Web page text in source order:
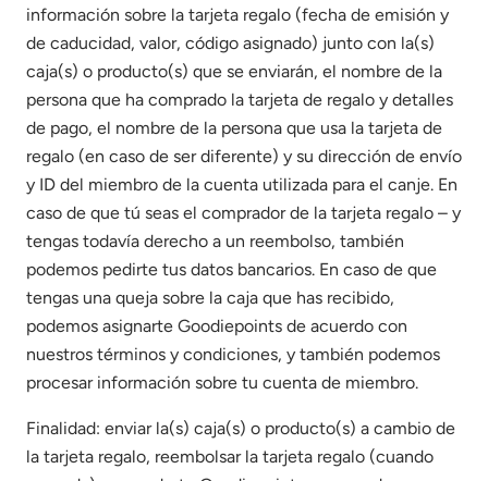
información sobre la tarjeta regalo (fecha de emisión y
de caducidad, valor, código asignado) junto con la(s)
caja(s) o producto(s) que se enviarán, el nombre de la
persona que ha comprado la tarjeta de regalo y detalles
de pago, el nombre de la persona que usa la tarjeta de
regalo (en caso de ser diferente) y su dirección de envío
y ID del miembro de la cuenta utilizada para el canje. En
caso de que tú seas el comprador de la tarjeta regalo – y
tengas todavía derecho a un reembolso, también
podemos pedirte tus datos bancarios. En caso de que
tengas una queja sobre la caja que has recibido,
podemos asignarte Goodiepoints de acuerdo con
nuestros términos y condiciones, y también podemos
procesar información sobre tu cuenta de miembro.
Finalidad: enviar la(s) caja(s) o producto(s) a cambio de
la tarjeta regalo, reembolsar la tarjeta regalo (cuando